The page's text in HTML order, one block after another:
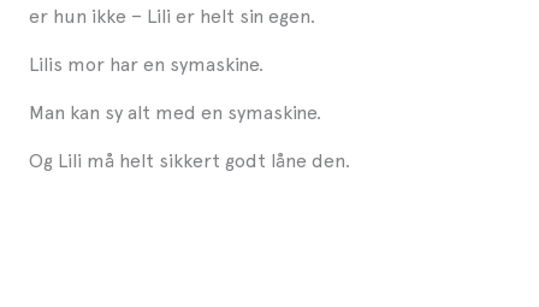
er hun ikke – Lili er helt sin egen.
Lilis mor har en symaskine.
Man kan sy alt med en symaskine.
Og Lili må helt sikkert godt låne den.